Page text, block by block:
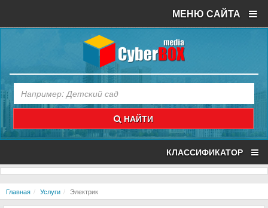
МЕНЮ САЙТА
НАЙТИ
КЛАССИФИКАТОР
Главная Услуги Электрик